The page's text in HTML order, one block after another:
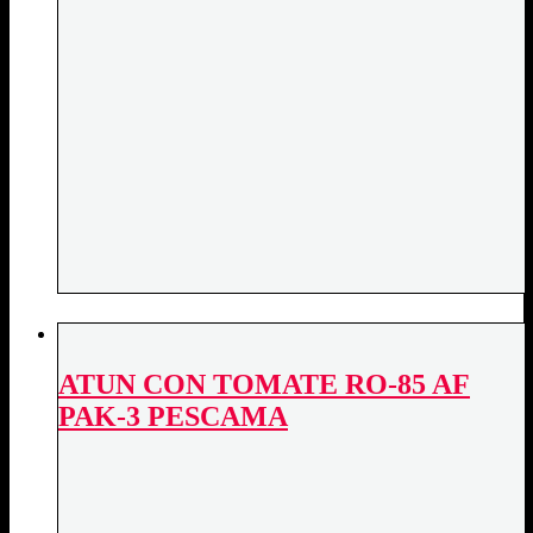
ATUN CON TOMATE RO-85 AF
PAK-3 PESCAMA